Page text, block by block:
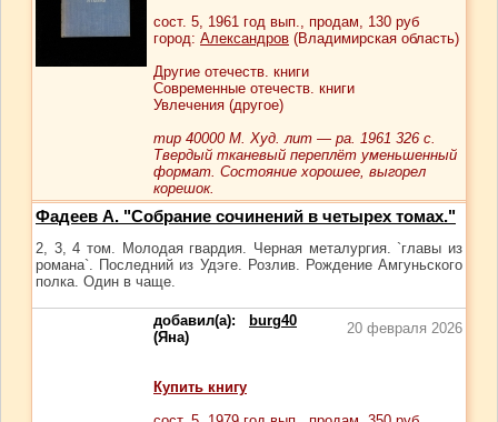
сост. 5, 1961 год вып., продам, 130 руб
город: Александров (Владимирская область)
Другие отечеств. книги
Современные отечеств. книги
Увлечения (другое)
тир 40000 М. Худ. лит — ра. 1961 326 с.
Твердый тканевый переплёт уменьшенный
формат. Состояние хорошее, выгорел
корешок.
Фадеев А. "Собрание сочинений в четырех томах."
2, 3, 4 том. Молодая гвардия. Черная металургия. `главы из
романа`. Последний из Удэге. Розлив. Рождение Амгуньского
полка. Один в чаще.
добавил(а):
burg40
(Яна)
20 февраля 2026
Купить книгу